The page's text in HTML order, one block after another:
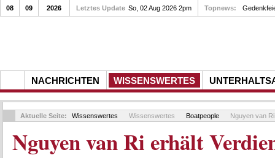
NACHRICHTEN WISSENSWERTES
08 09 2026 Letztes Update So, 02 Aug 2026 2pm Topnews:
Aktuelle Seite: Wissenswertes Wissenswertes Boatpeople Nguyen van
Nguyen van Ri erhält